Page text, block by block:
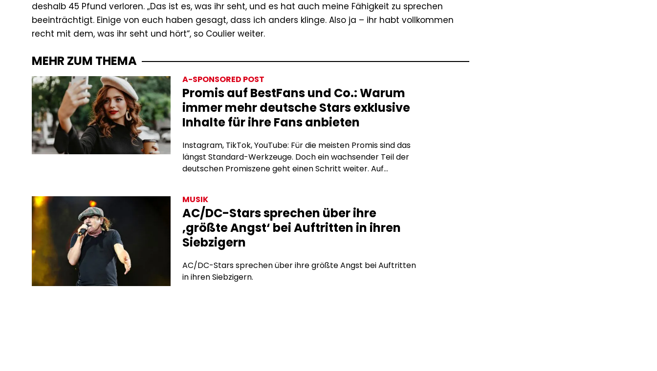
deshalb 45 Pfund verloren. „Das ist es, was ihr seht, und es hat auch meine Fähigkeit zu sprechen
beeinträchtigt. Einige von euch haben gesagt, dass ich anders klinge. Also ja – ihr habt vollkommen
recht mit dem, was ihr seht und hört“, so Coulier weiter.
MEHR ZUM THEMA
A-SPONSORED POST
Promis auf BestFans und Co.: Warum
immer mehr deutsche Stars exklusive
Inhalte für ihre Fans anbieten
Instagram, TikTok, YouTube: Für die meisten Promis sind das
längst Standard-Werkzeuge. Doch ein wachsender Teil der
deutschen Promiszene geht einen Schritt weiter. Auf
Algorithmen, ohne Reichweitenbeschränkungen und ohne
Werbeverträge, die den Inhalt einschränken. Was steckt
hinter dem Trend, und warum […]
MUSIK
AC/DC-Stars sprechen über ihre
‚größte Angst‘ bei Auftritten in ihren
Siebzigern
AC/DC-Stars sprechen über ihre größte Angst bei Auftritten
in ihren Siebzigern.